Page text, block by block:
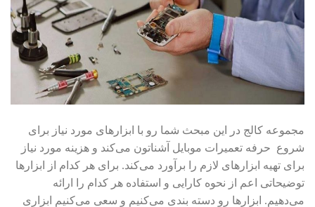
مجموعه کالج در این مبحث شما رو با ابزارهای مورد نیاز برای
شروع حرفه تعمیرات موبایل آشناتون می‌کند و هزینه مورد نیاز
برای تهیه ابزارهای لازم را برآورد می‌کند. برای هر کدام از ابزارها
توضیحاتی اعم از نحوه کارایی و استفاده هر کدام را ارائه
می‌دهیم. ابزارها رو دسته بندی می‌کنیم و سعی می‌کنیم ابزاری